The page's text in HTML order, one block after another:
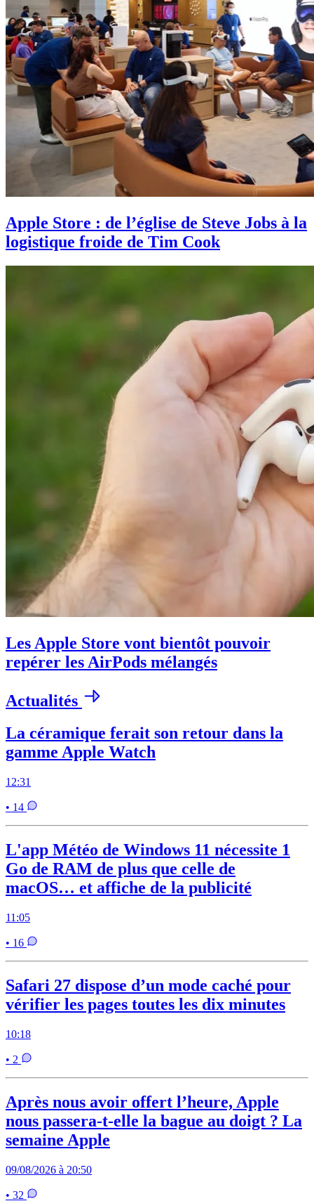
Apple Store : de l’église de Steve Jobs à la
logistique froide de Tim Cook
Les Apple Store vont bientôt pouvoir
repérer les AirPods mélangés
Actualités
La céramique ferait son retour dans la
gamme Apple Watch
12:31
• 14
L'app Météo de Windows 11 nécessite 1
Go de RAM de plus que celle de
macOS… et affiche de la publicité
11:05
• 16
Safari 27 dispose d’un mode caché pour
vérifier les pages toutes les dix minutes
10:18
• 2
Après nous avoir offert l’heure, Apple
nous passera-t-elle la bague au doigt ? La
semaine Apple
09/08/2026 à 20:50
• 32